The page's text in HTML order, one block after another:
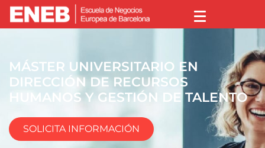
MÁSTER UNIVERSITARIO EN
DIRECCIÓN DE RECURSOS
HUMANOS Y GESTIÓN DE TALENTO
SOLICITA INFORMACIÓN